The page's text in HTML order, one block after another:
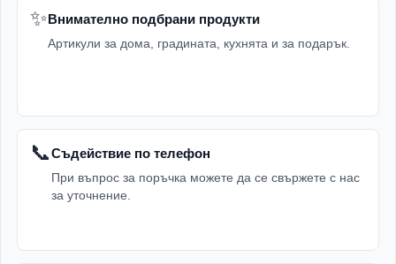
✨Внимателно подбрани продукти
Артикули за дома, градината, кухнята и за подарък.
📞Съдействие по телефон
При въпрос за поръчка можете да се свържете с нас
за уточнение.